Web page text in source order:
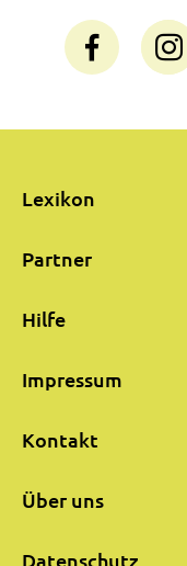
Lexikon
Partner
Hilfe
Impressum
Kontakt
Über uns
Datenschutz